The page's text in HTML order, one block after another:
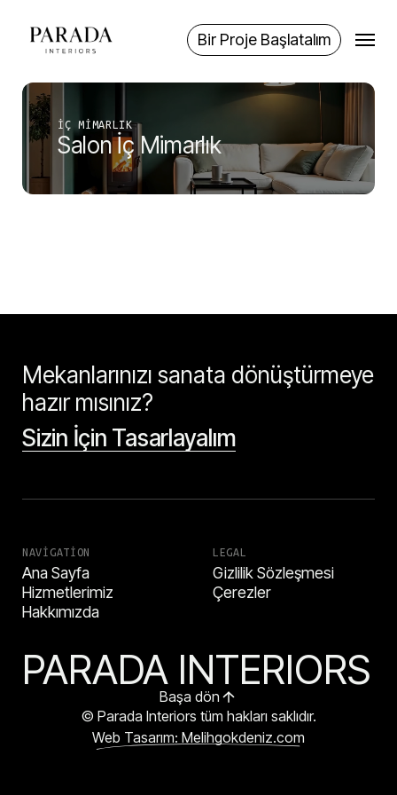
content
Bir Proje Başlatalım
Menu
İÇ MIMARLIK
Salon İç Mimarlık
Mekanlarınızı sanata dönüştürmeye
hazır mısınız?
Sizin İçin Tasarlayalım
NAVIGATION
Ana Sayfa
Hizmetlerimiz
Hakkımızda
LEGAL
Gizlilik Sözleşmesi
Çerezler
PARADA INTERIORS
Başa dön
© Parada Interiors tüm hakları saklıdır.
Web Tasarım: Melihgokdeniz.com